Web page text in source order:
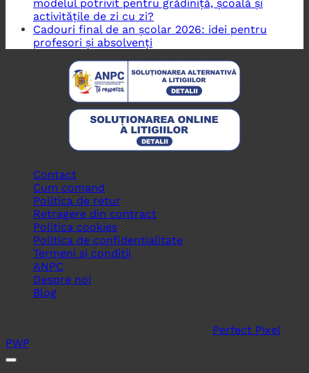
modelul potrivit pentru grădiniță, școală și
activitățile de zi cu zi?
Cadouri final de an școlar 2026: idei pentru
profesori și absolvenți
Contact
Cum comand
Politica de retur
Retragere din contract
Politica cookies
Politica de confidentialitate
Termeni si conditii
ANPC
Despre noi
Blog
Perfect Pixel&
PWP.